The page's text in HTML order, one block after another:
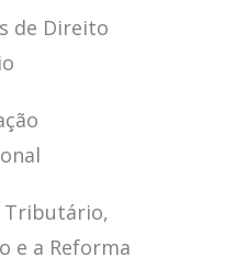
– VOL. V
IN
ERA
DE